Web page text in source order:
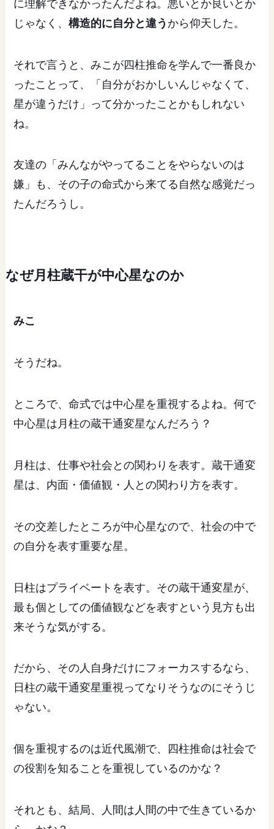
に理解できなかったんだよね。悪いとか良いとか
じゃなく、構造的に自分と違うから仰天した。
それで言うと、みこが四柱推命を学んで一番良か
ったことって、「自分がおかしいんじゃなくて、
星が違うだけ」って分かったことかもしれない
ね。
友達の「みんながやってることをやらないのは
嫌」も、その子の命式から来てる自然な感覚だっ
たんだろうし。
なぜ月柱蔵干が中心星なのか
みこ
そうだね。
ところで、命式では中心星を重視するよね。何で
中心星は月柱の蔵干通変星なんだろう？
月柱は、仕事や社会との関わりを表す。蔵干通変
星は、内面・価値観・人との関わり方を表す。
その交差したところが中心星なので、社会の中で
の自分を表す重要な星。
日柱はプライベートを表す。その蔵干通変星が、
最も個としての価値観などを表すという見方も出
来そうな気がする。
だから、その人自身だけにフォーカスするなら、
日柱の蔵干通変星重視ってなりそうなのにそうじ
ゃない。
個を重視するのは近代風潮で、四柱推命は社会で
の役割を知ることを重視しているのかな？
それとも、結局、人間は人間の中で生きているか